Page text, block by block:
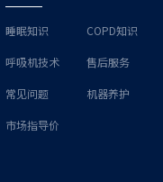
睡眠知识 COPD知识
呼吸机技术 售后服务
常见问题 机器养护
市场指导价